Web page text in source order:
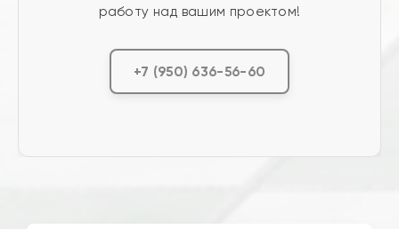
работу над вашим проектом!
+7 (950) 636-56-60